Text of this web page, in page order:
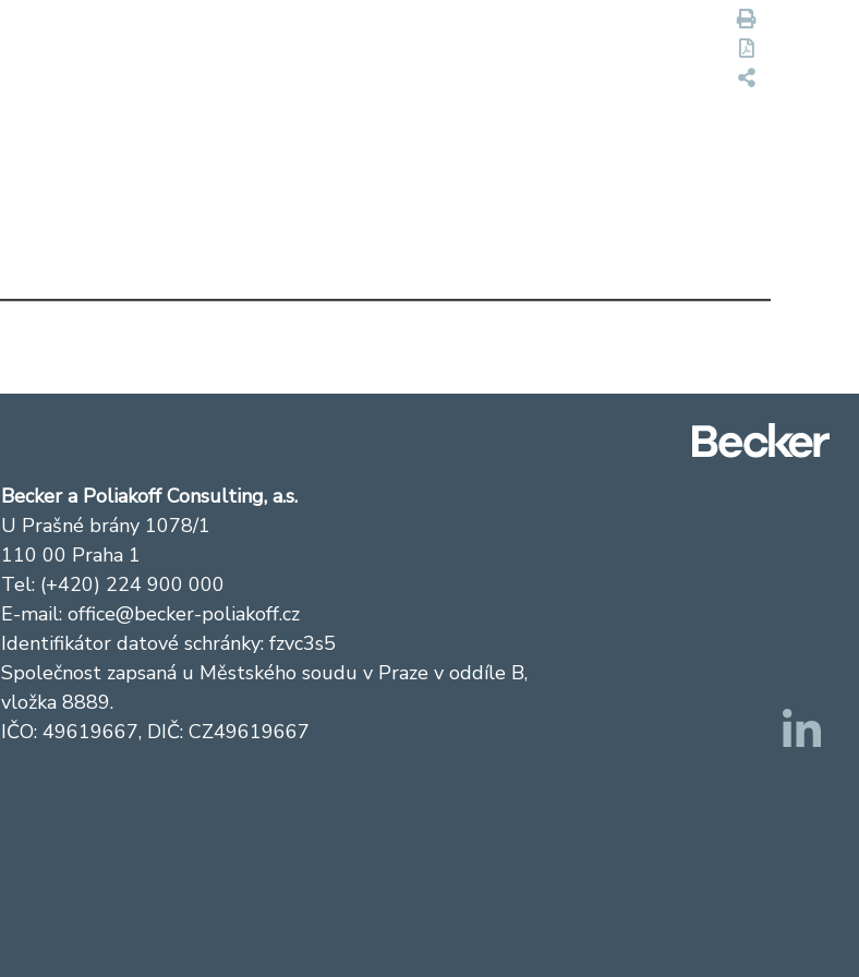
Becker a Poliakoff Consulting, a.s.
U Prašné brány 1078/1
110 00 Praha 1
Tel: (+420) 224 900 000
E-mail:office@becker-poliakoff.cz
Identifikátor datové schránky: fzvc3s5
Společnost zapsaná u Městského soudu v Praze v oddíle B,
vložka 8889.
IČO: 49619667, DIČ: CZ49619667